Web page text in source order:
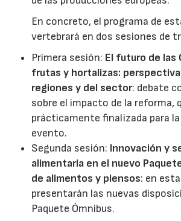
En concreto, el programa de
vertebrará en dos sesiones de
Primera sesión: El futuro de las
frutas y hortalizas:
regiones y del sector: debate
sobre el impacto de la reforma,
prácticamente finalizada para
evento.
Segunda sesión: Innovación y
alimentaria en el nuevo
de alimentos y piensos: en
presentarán las nuevas
Paquete Ómnibus.